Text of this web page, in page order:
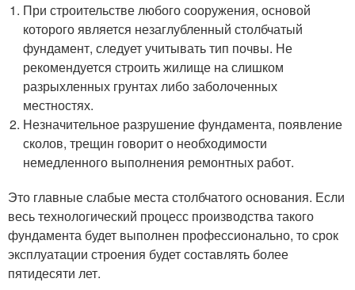
При строительстве любого сооружения, основой
которого является незаглубленный столбчатый
фундамент, следует учитывать тип почвы. Не
рекомендуется строить жилище на слишком
разрыхленных грунтах либо заболоченных
местностях.
Незначительное разрушение фундамента, появление
сколов, трещин говорит о необходимости
немедленного выполнения ремонтных работ.
Это главные слабые места столбчатого основания. Если
весь технологический процесс производства такого
фундамента будет выполнен профессионально, то срок
эксплуатации строения будет составлять более
пятидесяти лет.